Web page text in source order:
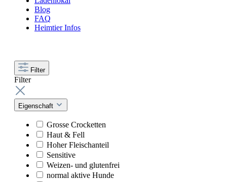
Blog
FAQ
Heimtier Infos
Filter
Filter
Eigenschaft
Grosse Crocketten
Haut & Fell
Hoher Fleischanteil
Sensitive
Weizen- und glutenfrei
normal aktive Hunde